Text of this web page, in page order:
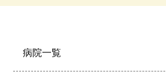
病院一覧